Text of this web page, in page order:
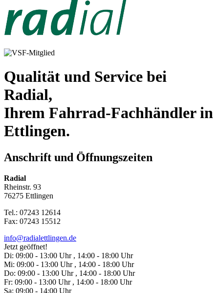
Qualität und Service bei
Radial,
Ihrem Fahrrad-Fachhändler in
Ettlingen.
Anschrift und Öffnungszeiten
Radial
Rheinstr. 93
76275 Ettlingen
Tel.: 07243 12614
Fax: 07243 15512
info@radialettlingen.de
Jetzt geöffnet!
Di: 09:00 - 13:00 Uhr , 14:00 - 18:00 Uhr
Mi: 09:00 - 13:00 Uhr , 14:00 - 18:00 Uhr
Do: 09:00 - 13:00 Uhr , 14:00 - 18:00 Uhr
Fr: 09:00 - 13:00 Uhr , 14:00 - 18:00 Uhr
Sa: 09:00 - 14:00 Uhr